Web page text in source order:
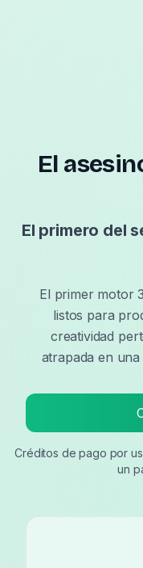
El
El primero del
El primer motor
listos para
creatividad
atrapada en
Créditos de pago por
un